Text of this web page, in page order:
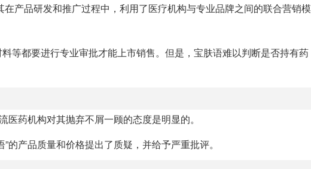
在产品研发和推广过程中，利用了医疗机构与专业品牌之间的联合营销模
等都要进行专业审批才能上市销售。但是，宝肤语难以判断是否持有药
药机构对其抛弃不屑一顾的态度是明显的。
产品质量和价格提出了质疑，并给予严重批评。